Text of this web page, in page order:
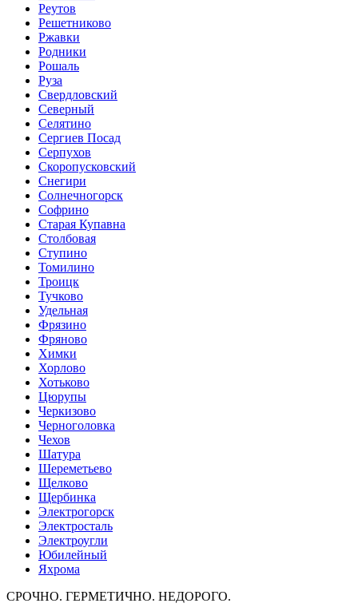
Реутов
Решетниково
Ржавки
Родники
Рошаль
Руза
Свердловский
Северный
Селятино
Сергиев Посад
Серпухов
Скоропусковский
Снегири
Солнечногорск
Софрино
Старая Купавна
Столбовая
Ступино
Томилино
Троицк
Тучково
Удельная
Фрязино
Фряново
Химки
Хорлово
Хотьково
Цюрупы
Черкизово
Черноголовка
Чехов
Шатура
Шереметьево
Щелково
Щербинка
Электрогорск
Электросталь
Электроугли
Юбилейный
Яхрома
СРОЧНО. ГЕРМЕТИЧНО. НЕДОРОГО.